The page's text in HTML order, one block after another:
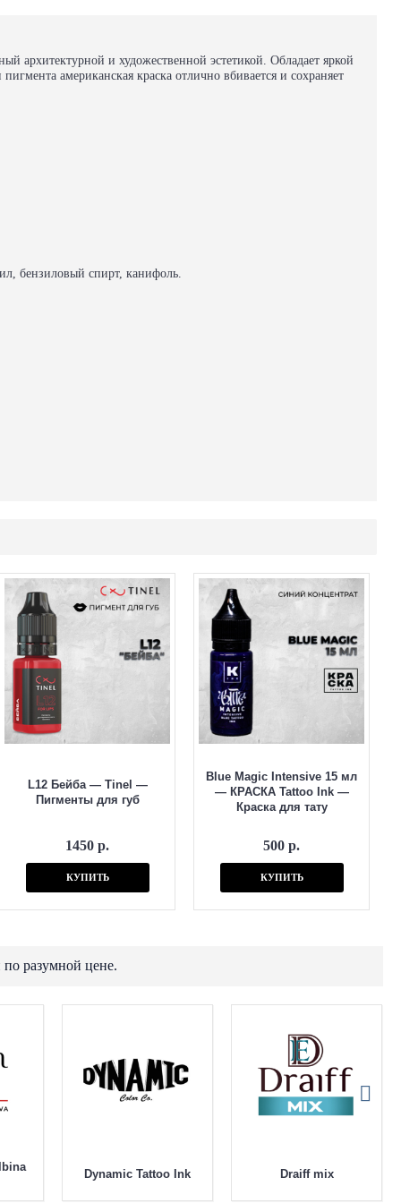
архитектурной и художественной эстетикой. Обладает яркой
американская краска отлично вбивается и сохраняет
бензиловый спирт, канифоль.
L12 Бейба — Tinel —
Пигменты для губ
1450 р.
КУПИТЬ
Blue Magic Intensive 15 мл
— КРАСКА Tattoo Ink —
Краска для тату
500 р.
КУПИТЬ
по разумной цене.
Dynamic Tattoo Ink Draiff mix